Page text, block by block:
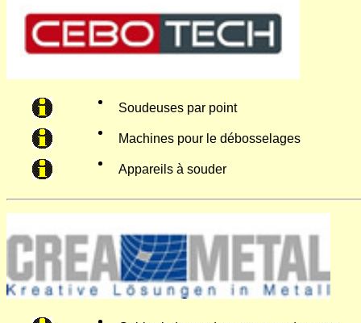
Soudeuses par point
Machines pour le débosselages
Appareils à souder